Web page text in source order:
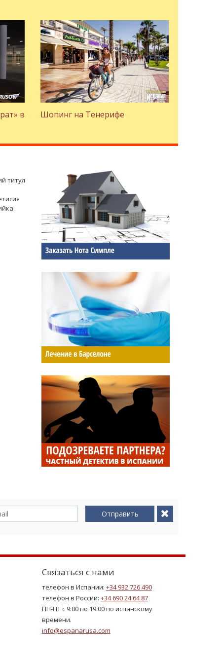
в
Шопинг на Тенерифе
титул
Отправить
Связаться с нами
телефон в Испании: +34 932 726 490
телефон в России: +34 690 24 64 87
ПН-ПТ с 9:00 по 19:00 по испанскому
времени.
info@espanarusa.com